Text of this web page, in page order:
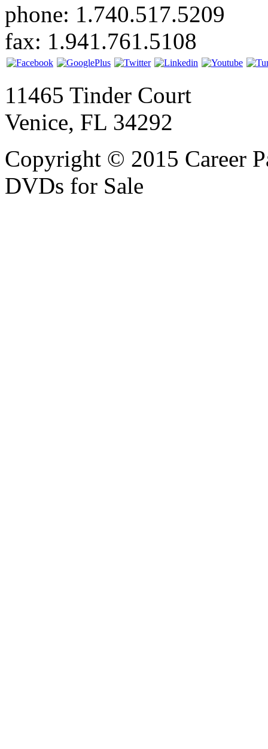
phone: 1.740.517.5209
fax: 1.941.761.5108
11465 Tinder Court
Venice, FL 34292
Copyright © 2015 Career
DVDs for Sale